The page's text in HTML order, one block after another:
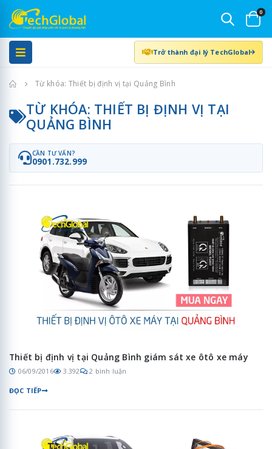
0
Trở thành đại lý TechGlobal
Trang chủTừ khóa: Thiết bị định vị tại Quảng Bình
TỪ KHÓA: THIẾT BỊ ĐỊNH VỊ TẠI
QUẢNG BÌNH
CẦN TƯ VẤN?
0901.732.999
Thiết bị định vị tại Quảng Bình giám sát xe ôtô xe máy
06/09/2016 3.392 2 bình luận
ĐỌC TIẾP